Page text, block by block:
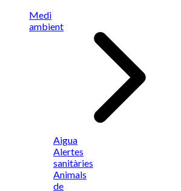
Medi
ambient
Aigua
Alertes
sanitàries
Animals
de